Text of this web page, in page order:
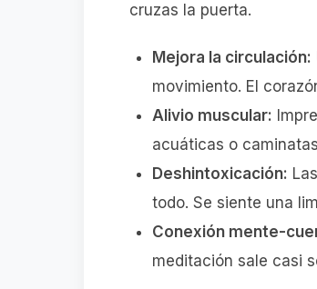
cruzas la puerta.
Mejora la circulación:
movimiento. El
Alivio muscular:
acuáticas o
Deshintoxicación:
todo. Se siente una
Conexión mente-
meditación sale casi